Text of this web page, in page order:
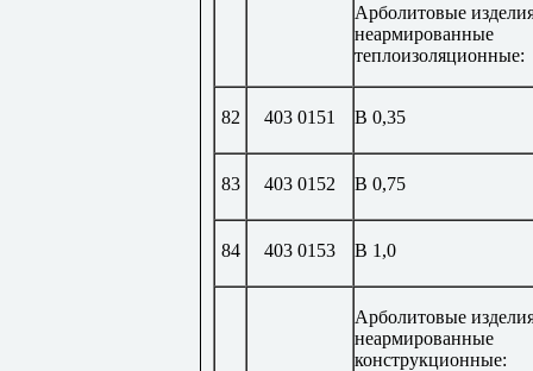
Арболитовые
неармированные
теплоизоляционные:
82 403 0151 В 0,35
83 403 0152 В 0,75
84 403 0153 В 1,0
Арболитовые
неармированные
конструкционные: